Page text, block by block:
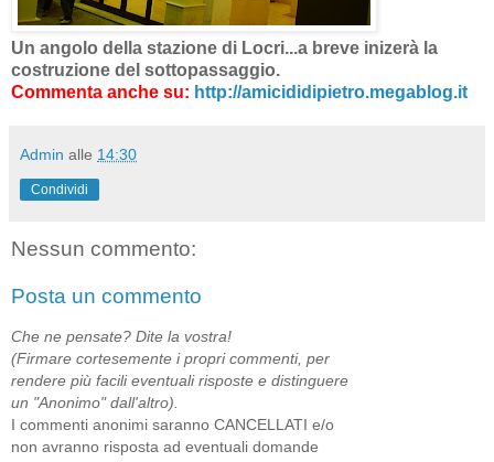
Un angolo della stazione di Locri...a breve inizerà la
costruzione del sottopassaggio.
Commenta anche su: http://amicididipietro.megablog.it
Admin alle 14:30
Condividi
Nessun commento:
Posta un commento
Che ne pensate? Dite la vostra!
(Firmare cortesemente i propri commenti, per
rendere più facili eventuali risposte e distinguere
un "Anonimo" dall'altro).
I commenti anonimi saranno CANCELLATI e/o
non avranno risposta ad eventuali domande